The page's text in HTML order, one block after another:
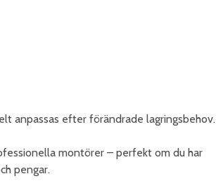
anpassas efter förändrade lagringsbehov.
montörer – perfekt om du har
pengar.